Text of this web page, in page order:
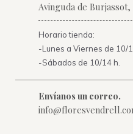
Avinguda de Burjassot,
Horario tienda:
-Lunes a Viernes de 10/
-Sábados de 10/14 h.
Envíanos un correo.